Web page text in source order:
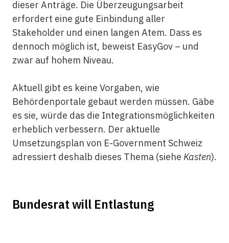
dieser Anträge. Die Überzeugungsarbeit
erfordert eine gute Einbindung aller
Stakeholder und einen langen Atem. Dass es
dennoch möglich ist, beweist EasyGov – und
zwar auf hohem Niveau.
Aktuell gibt es keine Vorgaben, wie
Behördenportale gebaut werden müssen. Gäbe
es sie, würde das die Integrationsmöglichkeiten
erheblich verbessern. Der aktuelle
Umsetzungsplan von E-Government Schweiz
adressiert deshalb dieses Thema (siehe Kasten).
Bundesrat will Entlastung